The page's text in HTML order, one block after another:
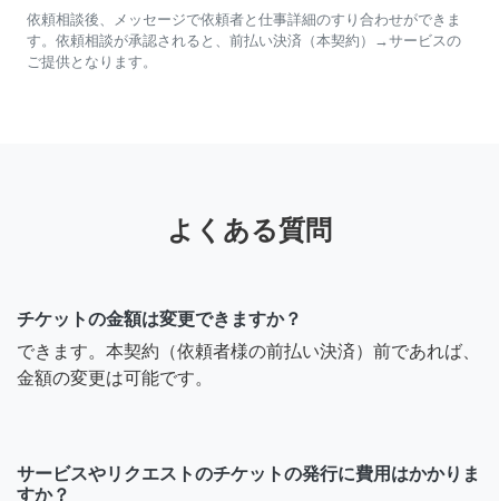
依頼相談後、メッセージで依頼者と仕事詳細のすり合わせができま
す。依頼相談が承認されると、前払い決済（本契約）→サービスの
ご提供となります。
よくある質問
チケットの金額は変更できますか？
できます。本契約（依頼者様の前払い決済）前であれば、
金額の変更は可能です。
サービスやリクエストのチケットの発行に費用はかかりま
すか？